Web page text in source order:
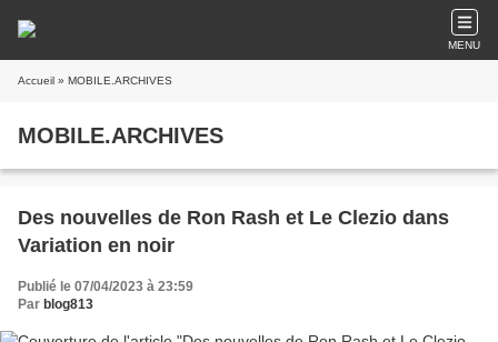
MENU
Accueil » MOBILE.ARCHIVES
MOBILE.ARCHIVES
Des nouvelles de Ron Rash et Le Clezio dans
Variation en noir
Publié le 07/04/2023 à 23:59
Par blog813